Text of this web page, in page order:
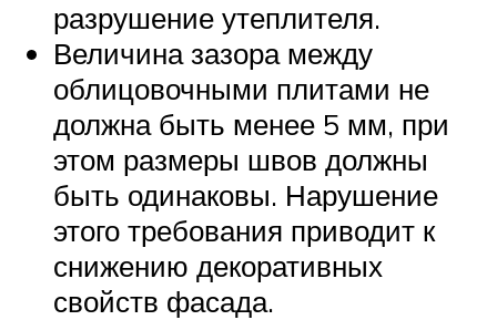
разрушение утеплителя.
Величина зазора между
облицовочными плитами не
должна быть менее 5 мм, при
этом размеры швов должны
быть одинаковы. Нарушение
этого требования приводит к
снижению декоративных
свойств фасада.